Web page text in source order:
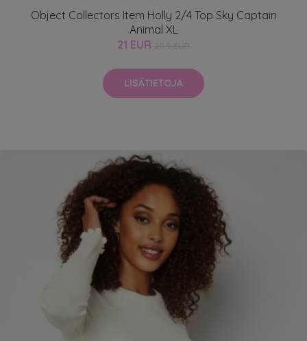
Object Collectors Item Holly 2/4 Top Sky Captain
Animal XL
21 EUR
LISÄTIETOJA